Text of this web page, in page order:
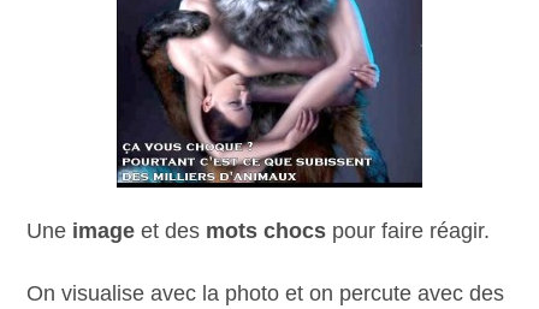
Une imageet des mots chocs pour faire réagir.
On visualise avec la photo et on percute avec des